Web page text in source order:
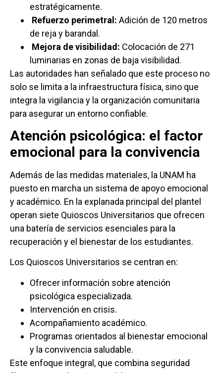
estratégicamente.
Refuerzo perimetral: Adición de 120 metros
de reja y barandal.
Mejora de visibilidad: Colocación de 271
luminarias en zonas de baja visibilidad.
Las autoridades han señalado que este proceso no
solo se limita a la infraestructura física, sino que
integra la vigilancia y la organización comunitaria
para asegurar un entorno confiable.
Atención psicológica: el factor
emocional para la convivencia
Además de las medidas materiales, la UNAM ha
puesto en marcha un sistema de apoyo emocional
y académico. En la explanada principal del plantel
operan siete Quioscos Universitarios que ofrecen
una batería de servicios esenciales para la
recuperación y el bienestar de los estudiantes.
Los Quioscos Universitarios se centran en:
Ofrecer información sobre atención
psicológica especializada.
Intervención en crisis.
Acompañamiento académico.
Programas orientados al bienestar emocional
y la convivencia saludable.
Este enfoque integral, que combina seguridad